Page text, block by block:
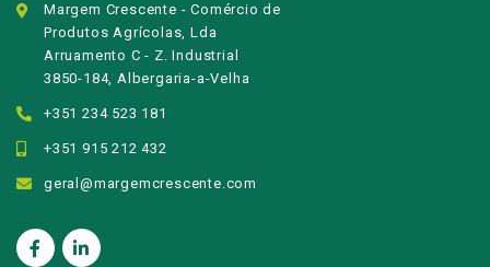
Margem Crescente - Comércio de
Produtos Agrícolas, Lda
Arruamento C - Z. Industrial
3850-184, Albergaria-a-Velha
+351 234 523 181
+351 915 212 432
geral@margemcrescente.com